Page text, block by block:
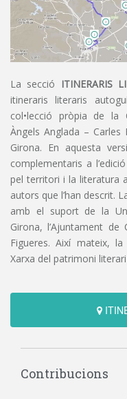
La secció ITINERARIS
itineraris literaris
col•lecció pròpia de la
Àngels Anglada –
Girona. En aquesta
complementaris a
pel territori i la literatura
autors que l’han descrit.
amb el suport de la
Girona, l’Ajuntament de
Figueres. Així mateix,
Xarxa del patrimoni
Contribucions